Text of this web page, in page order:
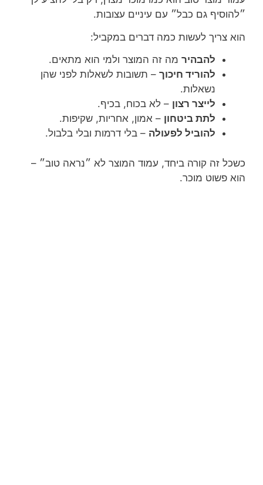
״להוסיף גם כבל״ עם עיניים עצובות.
הוא צריך לעשות כמה דברים במקביל:
להבהיר מה זה המוצר ולמי הוא מתאים.
להוריד חיכוך – תשובות לשאלות לפני שהן
נשאלות.
לייצר רצון – לא בכוח, בכיף.
לתת ביטחון – אמון, אחריות, שקיפות.
להוביל לפעולה – בלי דרמות ובלי בלבול.
כשכל זה קורה ביחד, עמוד המוצר לא ״נראה טוב״ –
הוא פשוט מוכר.